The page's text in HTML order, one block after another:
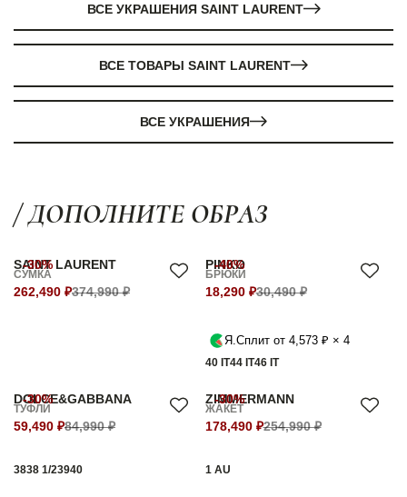
ВСЕ УКРАШЕНИЯ SAINT LAURENT
ВСЕ ТОВАРЫ SAINT LAURENT
ВСЕ УКРАШЕНИЯ
/ ДОПОЛНИТЕ ОБРАЗ
-30%
SAINT LAURENT
СУМКА
262,490 ₽374,990 ₽
-40%
PINKO
БРЮКИ
18,290 ₽30,490 ₽
Я.Сплит от 4,573 ₽ × 4
40 IT44 IT46 IT
-30%
DOLCE&GABBANA
ТУФЛИ
59,490 ₽84,990 ₽
3838 1/23940
-30%
ZIMMERMANN
ЖАКЕТ
178,490 ₽254,990 ₽
1 AU